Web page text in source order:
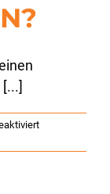
für
Sie